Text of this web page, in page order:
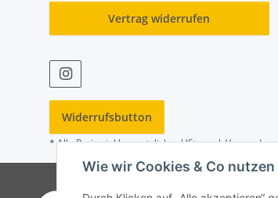
Wie wir Cookies & Co nutzen
Vertrag widerrufen
Widerrufsbutton
* Alle Preise inkl. gesetzlicher USt., zzgl.Versand